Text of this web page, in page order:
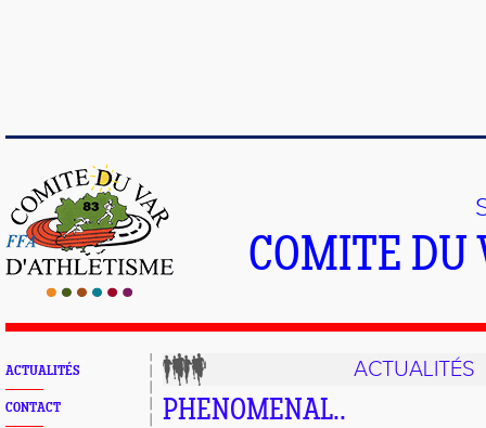
COMITE
ACTUALITÉS
CONTACT
ACTUALITÉS
PHENOMENAL..